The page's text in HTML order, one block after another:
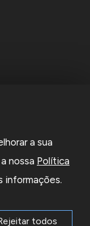
Termos e Condições
Subscrever
a sua
nossa Política
informações.
todos